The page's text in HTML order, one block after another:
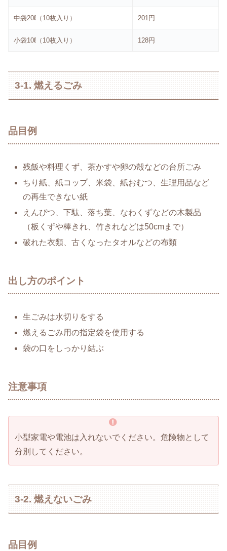
中袋20ℓ（10枚入り） 201円
小袋10ℓ（10枚入り） 128円
3-1. 燃えるごみ
品目例
残飯や料理くず、茶かすや卵の殻などの台所ごみ
ちり紙、紙コップ、米袋、紙おむつ、生理用品など
の再生できない紙
えんぴつ、下駄、落ち葉、なわくずなどの木製品
（板くずや棒きれ、竹きれなどは50cmまで）
破れた衣類、古くなったタオルなどの布類
出し方のポイント
生ごみは水切りをする
燃えるごみ用の指定袋を使用する
袋の口をしっかり結ぶ
注意事項
小型家電や電池は入れないでください。危険物として
分別してください。
3-2. 燃えないごみ
品目例